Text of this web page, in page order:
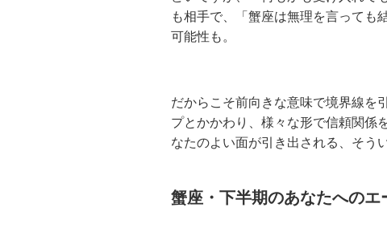
も相手で、「蟹座は無理を言っても
可能性も。
だからこそ前向きな意味で境界線を
プとかかわり、様々な形で信頼関係
なたのよい面が引き出される、そう
蟹座・下半期のあなたへのエ